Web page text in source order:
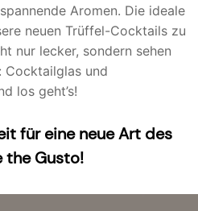
Aromen. Die ideale
neuen Trüffel-Cocktails zu
nur lecker, sondern sehen
Cocktailglas und
los geht’s!
für eine neue Art des
the Gusto!